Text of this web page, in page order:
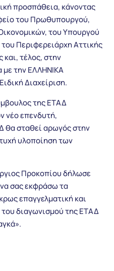
προσπάθεια, κάνοντας
του Πρωθυπουργού,
του Υπουργού
Περιφερειάρχη Αττικής
και, τέλος, στην
με την ΕΛΛΗΝΙΚΑ
Διαχείριση.
της ΕΤΑΔ
νέο επενδυτή,
θα σταθεί αρωγός στην
υλοποίηση των
Προκοπίου δήλωσε
σας εκφράσω τα
επαγγελματική και
διαγωνισμού της ΕΤΑΔ